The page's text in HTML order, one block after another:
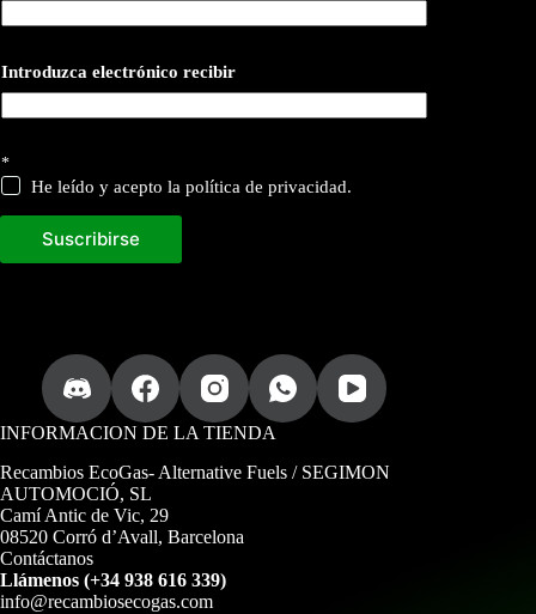
Introduzca electrónico recibir
*
He leído y acepto la política de privacidad.
Suscribirse
INFORMACION DE LA TIENDA
Recambios EcoGas- Alternative Fuels / SEGIMON
AUTOMOCIÓ, SL
Camí Antic de Vic, 29
08520 Corró d’Avall, Barcelona
Contáctanos
Llámenos (+34 938 616 339)
info@recambiosecogas.com